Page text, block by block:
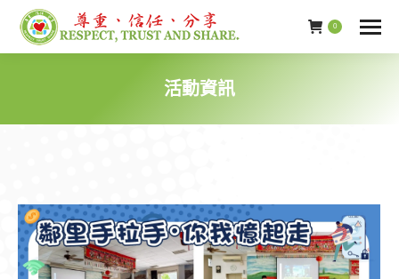
0
活動資訊